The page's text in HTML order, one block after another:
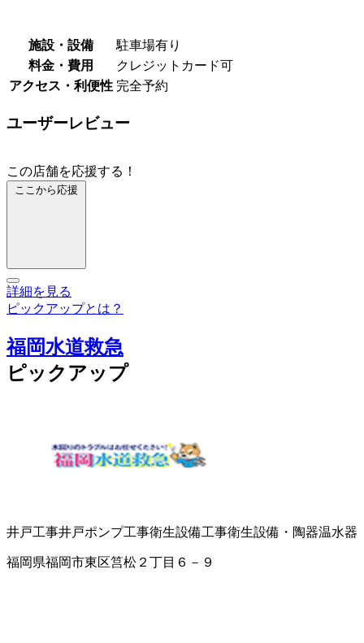
施設・設備
駐車場有り
料金・費用
クレジットカード可
アクセス・利便性 完全予約
ユーザーレビュー
この店舗を応援する！
ここから応援
詳細を見る
ピックアップとは？
福岡水道救急
ピックアップ
井戸工事井戸ポンプ工事衛生設備工事衛生設備・陶器温水器
福岡県福岡市東区筥松２丁目６－９